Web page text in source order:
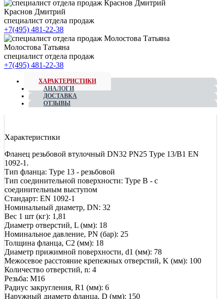
Краснов Дмитрий
специалист отдела продаж
+7(495) 481-22-38
Молостова Татьяна
специалист отдела продаж
+7(495) 481-22-38
ХАРАКТЕРИСТИКИ
АНАЛОГИ
ДОСТАВКА
ОТЗЫВЫ
Характеристики
Фланец резьбовой втулочный DN32 PN25 Type 13/B1 EN
1092-1.
Тип фланца: Type 13 - резьбовой
Тип соединительной поверхности: Type B - с
соединительным выступом
Стандарт: EN 1092-1
Номинальный диаметр, DN: 32
Вес 1 шт (кг): 1,81
Диаметр отверстий, L (мм): 18
Номинальное давление, PN (бар): 25
Толщина фланца, C2 (мм): 18
Диаметр прижимной поверхности, d1 (мм): 78
Межосевое расстояние крепежных отверстий, K (мм): 100
Количество отверстий, n: 4
Резьба: M16
Радиус закругления, R1 (мм): 6
Наружный диаметр фланца, D (мм): 150